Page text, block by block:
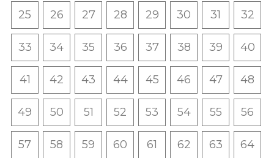
25 26 27 28 29 30 31 32
33 34 35 36 37 38 39 40
41 42 43 44 45 46 47 48
49 50 51 52 53 54 55 56
57 58 59 60 61 62 63 64